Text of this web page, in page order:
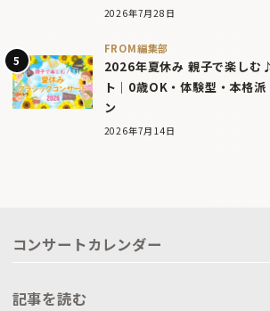
2026年7月28日
FROM編集部
2026年夏休み 親子で楽しむ
ト｜0歳OK・体験型・本格
ン
2026年7月14日
コンサートカレンダー
記事を読む